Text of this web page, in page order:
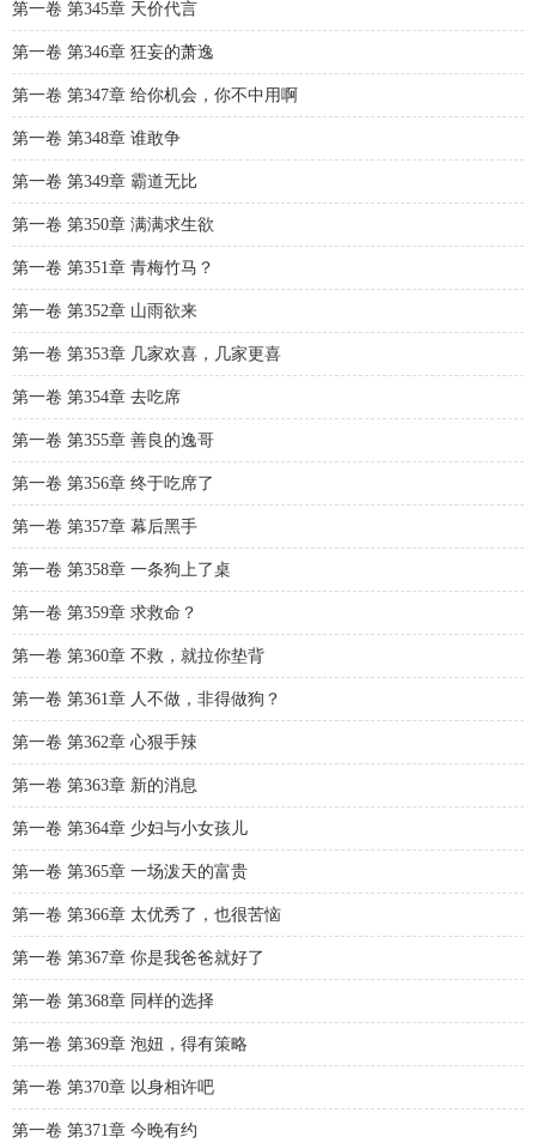
第一卷 第345章 天价代言
第一卷 第346章 狂妄的萧逸
第一卷 第347章 给你机会，你不中用啊
第一卷 第348章 谁敢争
第一卷 第349章 霸道无比
第一卷 第350章 满满求生欲
第一卷 第351章 青梅竹马？
第一卷 第352章 山雨欲来
第一卷 第353章 几家欢喜，几家更喜
第一卷 第354章 去吃席
第一卷 第355章 善良的逸哥
第一卷 第356章 终于吃席了
第一卷 第357章 幕后黑手
第一卷 第358章 一条狗上了桌
第一卷 第359章 求救命？
第一卷 第360章 不救，就拉你垫背
第一卷 第361章 人不做，非得做狗？
第一卷 第362章 心狠手辣
第一卷 第363章 新的消息
第一卷 第364章 少妇与小女孩儿
第一卷 第365章 一场泼天的富贵
第一卷 第366章 太优秀了，也很苦恼
第一卷 第367章 你是我爸爸就好了
第一卷 第368章 同样的选择
第一卷 第369章 泡妞，得有策略
第一卷 第370章 以身相许吧
第一卷 第371章 今晚有约